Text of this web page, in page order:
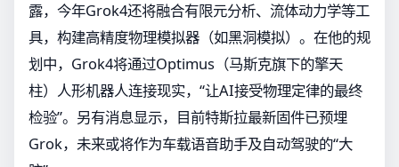
露，今年Grok4还将融合有限元分析、流体动力学等工
具，构建高精度物理模拟器（如黑洞模拟）。在他的规
划中，Grok4将通过Optimus（马斯克旗下的擎天
柱）人形机器人连接现实，“让AI接受物理定律的最终
检验”。另有消息显示，目前特斯拉最新固件已预埋
Grok，未来或将作为车载语音助手及自动驾驶的“大